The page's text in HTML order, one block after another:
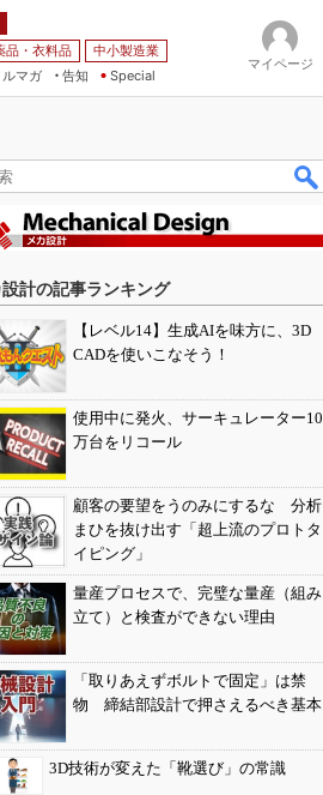
品・衣料品
中小製造業
ルマガ
告知 Special
マイページ
設計の記事ランキング
【レベル14】生成AIを味方に、3D
CADを使いこなそう！
使用中に発火、サーキュレーター10
万台をリコール
顧客の要望をうのみにするな 分析
まひを抜け出す「超上流のプロトタ
イピング」
量産プロセスで、完璧な量産（組み
立て）と検査ができない理由
「取りあえずボルトで固定」は禁
物 締結部設計で押さえるべき基本
3D技術が変えた「靴選び」の常識